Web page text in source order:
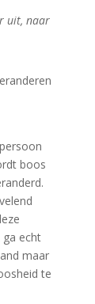
uit, naar
boos
ga echt
maar
te